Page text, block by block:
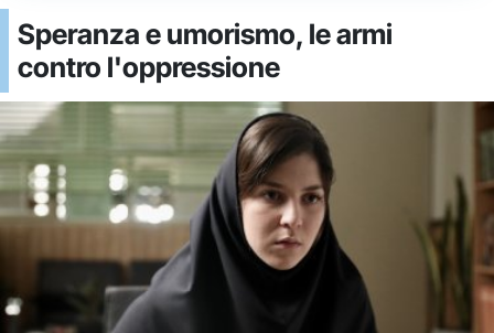
Speranza e umorismo, le armi
contro l'oppressione